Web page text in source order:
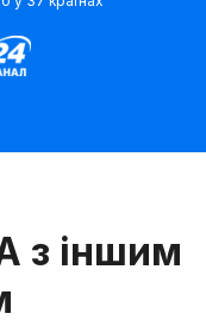
з іншим